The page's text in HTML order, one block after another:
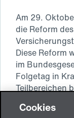
Am 29.
die Reform des
Diese Reform
im
Folgetag in
Teilbereichen
Weiterlesen
Cookies